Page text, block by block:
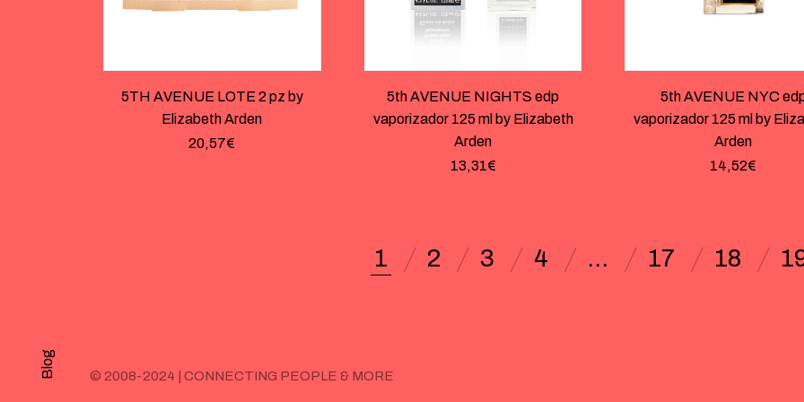
Blog
5TH AVENUE LOTE 2 pz by
Elizabeth Arden
20,57€
5th AVENUE NIGHTS edp
vaporizador 125 ml by Elizabeth
Arden
13,31€
5th AVENUE NYC
vaporizador 125 ml by
Arden
14,52€
1 2 3 4 … 17 18
© 2008-2024 | CONNECTING PEOPLE & MORE